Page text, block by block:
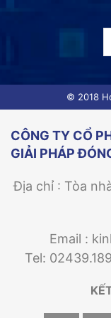
© 2018
CÔNG TY CỔ
GIẢI PHÁP
Địa chỉ : Tòa
Email :
Tel: